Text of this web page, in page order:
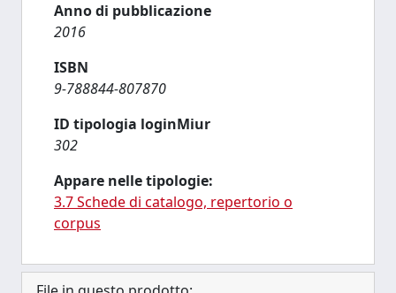
Anno di pubblicazione
2016
ISBN
9-788844-807870
ID tipologia loginMiur
302
Appare nelle tipologie:
3.7 Schede di catalogo, repertorio o
corpus